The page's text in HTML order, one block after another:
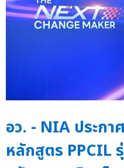
อว. - NIA ประกา
หลักสูตร PPCIL